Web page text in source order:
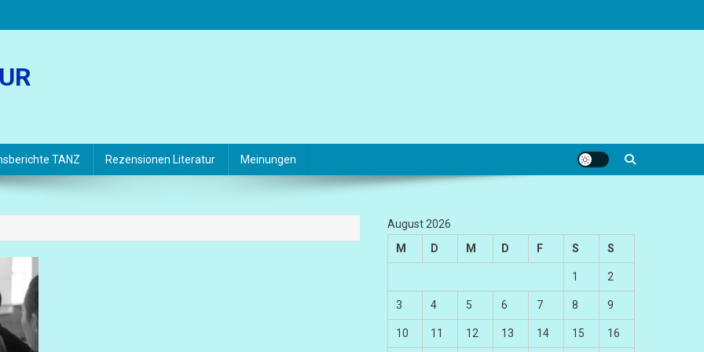
TANZ Rezensionen Literatur Meinungen
August 2026
M
D M D F S S
1 2
3 4 5 6 7 8 9
10 11 12 13 14 15 16